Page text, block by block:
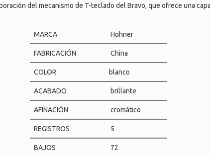
del mecanismo de T-teclado del Bravo, que ofrece una
MARCA Hohner
FABRICACIÓN China
COLOR blanco
ACABADO brillante
AFINACIÓN cromático
REGISTROS 5
BAJOS 72